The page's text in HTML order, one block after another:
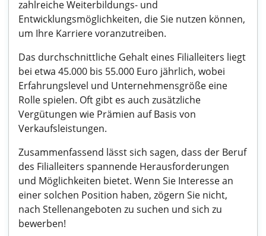
zahlreiche Weiterbildungs- und
Entwicklungsmöglichkeiten, die Sie nutzen können,
um Ihre Karriere voranzutreiben.
Das durchschnittliche Gehalt eines Filialleiters liegt
bei etwa 45.000 bis 55.000 Euro jährlich, wobei
Erfahrungslevel und Unternehmensgröße eine
Rolle spielen. Oft gibt es auch zusätzliche
Vergütungen wie Prämien auf Basis von
Verkaufsleistungen.
Zusammenfassend lässt sich sagen, dass der Beruf
des Filialleiters spannende Herausforderungen
und Möglichkeiten bietet. Wenn Sie Interesse an
einer solchen Position haben, zögern Sie nicht,
nach Stellenangeboten zu suchen und sich zu
bewerben!